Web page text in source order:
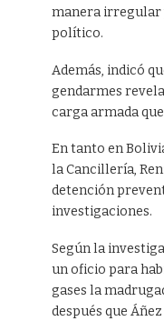
manera irregular
político.
Además, indicó
gendarmes
carga armada
En tanto en
la Cancillería,
detención
investigaciones.
Según la
un oficio para
gases la
después que